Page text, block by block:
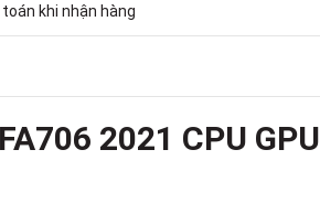
khi nhận hàng
2021 CPU GPU